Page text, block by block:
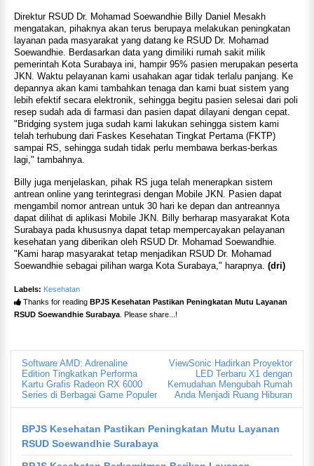
Direktur RSUD Dr. Mohamad Soewandhie Billy Daniel Mesakh
mengatakan, pihaknya akan terus berupaya melakukan peningkatan
layanan pada masyarakat yang datang ke RSUD Dr. Mohamad
Soewandhie. Berdasarkan data yang dimiliki rumah sakit milik
pemerintah Kota Surabaya ini, hampir 95% pasien merupakan peserta
JKN. Waktu pelayanan kami usahakan agar tidak terlalu panjang. Ke
depannya akan kami tambahkan tenaga dan kami buat sistem yang
lebih efektif secara elektronik, sehingga begitu pasien selesai dari poli
resep sudah ada di farmasi dan pasien dapat dilayani dengan cepat.
"Bridging system juga sudah kami lakukan sehingga sistem kami
telah terhubung dari Faskes Kesehatan Tingkat Pertama (FKTP)
sampai RS, sehingga sudah tidak perlu membawa berkas-berkas
lagi," tambahnya.
Billy juga menjelaskan, pihak RS juga telah menerapkan sistem
antrean online yang terintegrasi dengan Mobile JKN. Pasien dapat
mengambil nomor antrean untuk 30 hari ke depan dan antreannya
dapat dilihat di aplikasi Mobile JKN. Billy berharap masyarakat Kota
Surabaya pada khususnya dapat tetap mempercayakan pelayanan
kesehatan yang diberikan oleh RSUD Dr. Mohamad Soewandhie.
"Kami harap masyarakat tetap menjadikan RSUD Dr. Mohamad
Soewandhie sebagai pilihan warga Kota Surabaya," harapnya. (dri)
Labels: Kesehatan
Thanks for reading BPJS Kesehatan Pastikan Peningkatan Mutu Layanan
RSUD Soewandhie Surabaya . Please share...!
Software AMD: Adrenaline
Edition Tingkatkan Performa
Kartu Grafis Radeon RX 6000
Series di Berbagai Game Populer
ViewSonic Hadirkan Proyektor
LED Terbaru X1 dengan
Kemudahan Mengubah Rumah
Anda Menjadi Ruang Hiburan
BPJS Kesehatan Pastikan Peningkatan Mutu Layanan
RSUD Soewandhie Surabaya